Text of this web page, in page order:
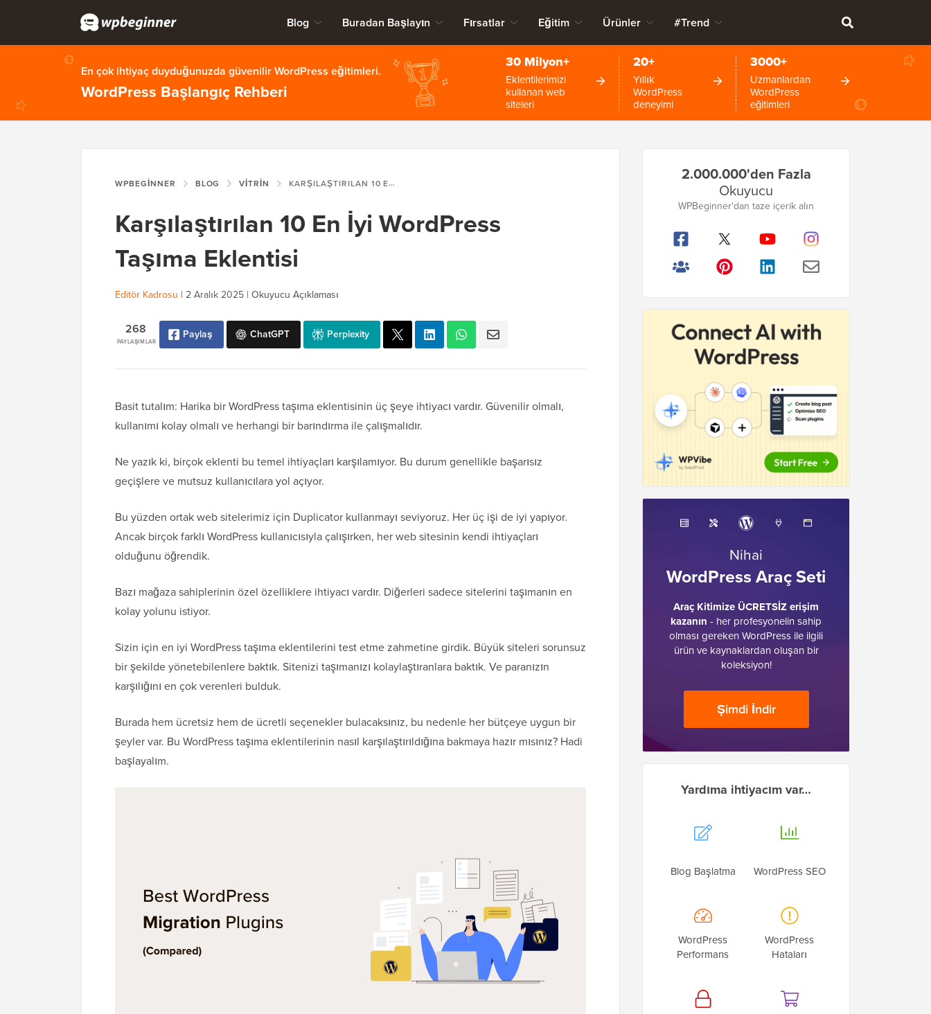
Blog Buradan Başlayın Fırsatlar Eğitim Ürünler #Trend
En çok ihtiyaç duyduğunuzda güvenilir WordPress eğitimleri.
WordPress Başlangıç Rehberi
30 Milyon+
Eklentilerimizi
kullanan web
siteleri
20+
Yıllık
WordPress
deneyimi
3000+
Uzmanlardan
WordPress
eğitimleri
WPBEGINNER BLOG VITRIN KARŞILAŞTIRILAN 10 EN İYI WORDPRESS TAŞIMA EKLENTISI
Karşılaştırılan 10 En İyi WordPress
Taşıma Eklentisi
Editör Kadrosu | 2 Aralık 2025 | Okuyucu Açıklaması
PAYLAŞIMLAR
268 Paylaş ChatGPT Perplexity
Basit tutalım: Harika bir WordPress taşıma eklentisinin üç şeye ihtiyacı vardır. Güvenilir olmalı,
kullanımı kolay olmalı ve herhangi bir barındırma ile çalışmalıdır.
Ne yazık ki, birçok eklenti bu temel ihtiyaçları karşılamıyor. Bu durum genellikle başarısız
geçişlere ve mutsuz kullanıcılara yol açıyor.
Bu yüzden ortak web sitelerimiz için Duplicator kullanmayı seviyoruz. Her üç işi de iyi yapıyor.
Ancak birçok farklı WordPress kullanıcısıyla çalışırken, her web sitesinin kendi ihtiyaçları
olduğunu öğrendik.
Bazı mağaza sahiplerinin özel özelliklere ihtiyacı vardır. Diğerleri sadece sitelerini taşımanın en
kolay yolunu istiyor.
Sizin için en iyi WordPress taşıma eklentilerini test etme zahmetine girdik. Büyük siteleri sorunsuz
bir şekilde yönetebilenlere baktık. Sitenizi taşımanızı kolaylaştıranlara baktık. Ve paranızın
karşılığını en çok verenleri bulduk.
Burada hem ücretsiz hem de ücretli seçenekler bulacaksınız, bu nedenle her bütçeye uygun bir
şeyler var. Bu WordPress taşıma eklentilerinin nasıl karşılaştırıldığına bakmaya hazır mısınız? Hadi
başlayalım.
Kenar
Çubuğu
2.000.000'den Fazla
Okuyucu
WPBeginner'dan taze içerik alın
Nihai
WordPress Araç Seti
Araç Kitimize ÜCRETSİZ erişim
kazanın - her profesyonelin sahip
olması gereken WordPress ile ilgili
ürün ve kaynaklardan oluşan bir
koleksiyon!
Şimdi İndir
Yardıma ihtiyacım var…
Blog Başlatma WordPress SEO
WordPress
Performans
WordPress
Hataları